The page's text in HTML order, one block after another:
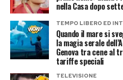
nella Casa dopo
TEMPO LIBERO ED
Quando il mare si
la magia serale
Genova tra cene al
tariffe speciali
TELEVISIONE